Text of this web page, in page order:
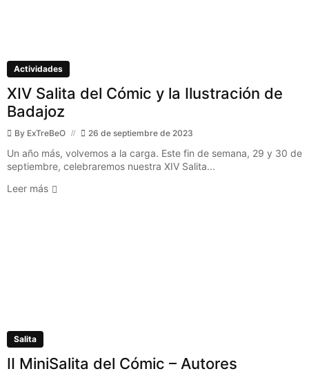
Actividades
XIV Salita del Cómic y la Ilustración de
Badajoz
By ExTreBeO 26 de septiembre de 2023
Un año más, volvemos a la carga. Este fin de semana, 29 y 30 de
septiembre, celebraremos nuestra XIV Salita...
Leer más
Salita
II MiniSalita del Cómic – Autores